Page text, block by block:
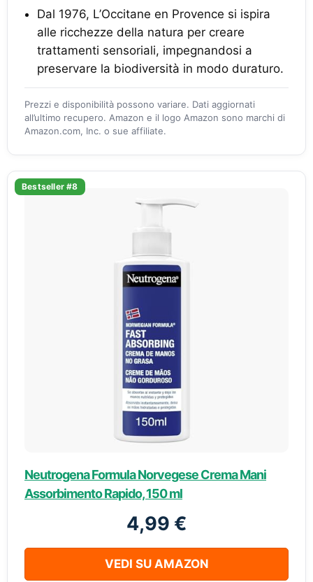
Dal 1976, L’Occitane en Provence si ispira
alle ricchezze della natura per creare
trattamenti sensoriali, impegnandosi a
preservare la biodiversità in modo duraturo.
Prezzi e disponibilità possono variare. Dati aggiornati
all’ultimo recupero. Amazon e il logo Amazon sono marchi di
Amazon.com, Inc. o sue affiliate.
Bestseller #8
Neutrogena Formula Norvegese Crema Mani
Assorbimento Rapido, 150 ml
4,99 €
VEDI SU AMAZON